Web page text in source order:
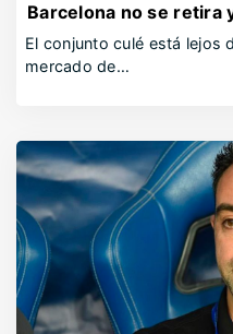
Barcelona no se retira
El conjunto culé está lejos
mercado de…